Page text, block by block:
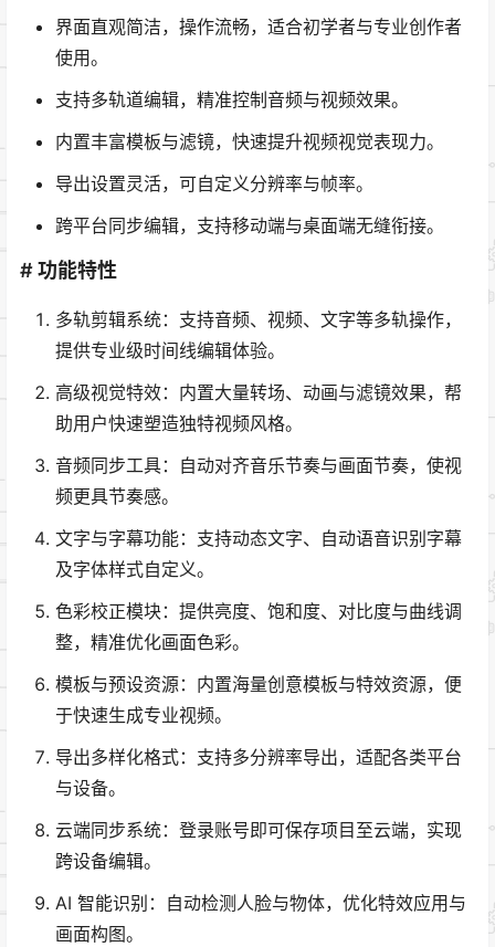
界面直观简洁，操作流畅，适合初学者与专业创作者
使用。
支持多轨道编辑，精准控制音频与视频效果。
内置丰富模板与滤镜，快速提升视频视觉表现力。
导出设置灵活，可自定义分辨率与帧率。
跨平台同步编辑，支持移动端与桌面端无缝衔接。
# 功能特性
多轨剪辑系统：支持音频、视频、文字等多轨操作，
提供专业级时间线编辑体验。
高级视觉特效：内置大量转场、动画与滤镜效果，帮
助用户快速塑造独特视频风格。
音频同步工具：自动对齐音乐节奏与画面节奏，使视
频更具节奏感。
文字与字幕功能：支持动态文字、自动语音识别字幕
及字体样式自定义。
色彩校正模块：提供亮度、饱和度、对比度与曲线调
整，精准优化画面色彩。
模板与预设资源：内置海量创意模板与特效资源，便
于快速生成专业视频。
导出多样化格式：支持多分辨率导出，适配各类平台
与设备。
云端同步系统：登录账号即可保存项目至云端，实现
跨设备编辑。
AI 智能识别：自动检测人脸与物体，优化特效应用与
画面构图。